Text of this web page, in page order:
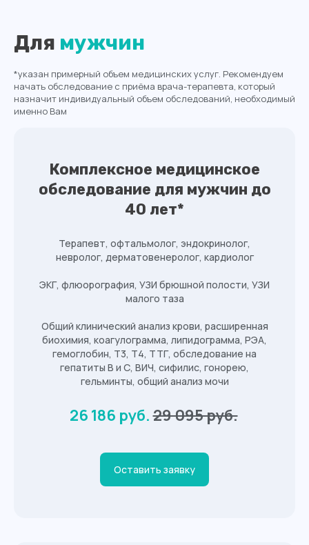
Для мужчин
*указан примерный объем медицинских услуг. Рекомендуем
начать обследование с приёма врача-терапевта, который
назначит индивидуальный объем обследований, необходимый
именно Вам
Комплексное медицинское
обследование для мужчин до
40 лет*
Терапевт, офтальмолог, эндокринолог,
невролог, дерматовенеролог, кардиолог
ЭКГ, флюорография, УЗИ брюшной полости, УЗИ
малого таза
Общий клинический анализ крови, расширенная
биохимия, коагулограмма, липидограмма, РЭА,
гемоглобин, Т3, Т4, ТТГ, обследование на
гепатиты В и С, ВИЧ, сифилис, гонорею,
гельминты, общий анализ мочи
26 186 руб.29 095 руб.
Оставить заявку